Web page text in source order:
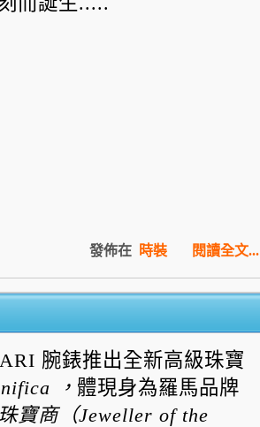
閱讀全文...
發佈在 時裝
腕錶推出全新高級珠寶
， 體現身為羅馬品牌
寶商（Jeweller of the